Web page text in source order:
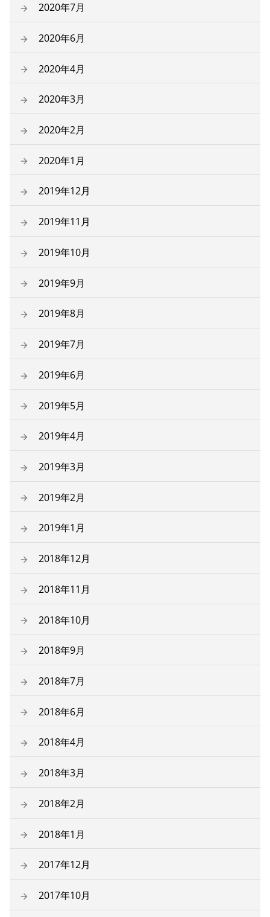
2020年7月
2020年6月
2020年4月
2020年3月
2020年2月
2020年1月
2019年12月
2019年11月
2019年10月
2019年9月
2019年8月
2019年7月
2019年6月
2019年5月
2019年4月
2019年3月
2019年2月
2019年1月
2018年12月
2018年11月
2018年10月
2018年9月
2018年7月
2018年6月
2018年4月
2018年3月
2018年2月
2018年1月
2017年12月
2017年10月